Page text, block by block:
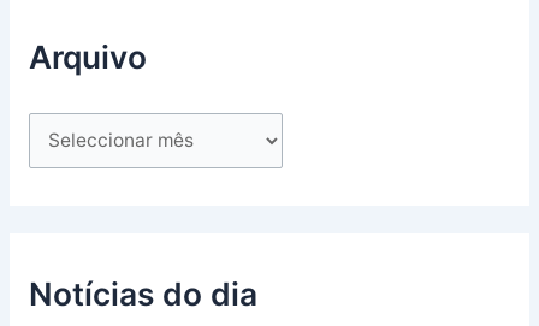
Arquivo
Notícias do dia